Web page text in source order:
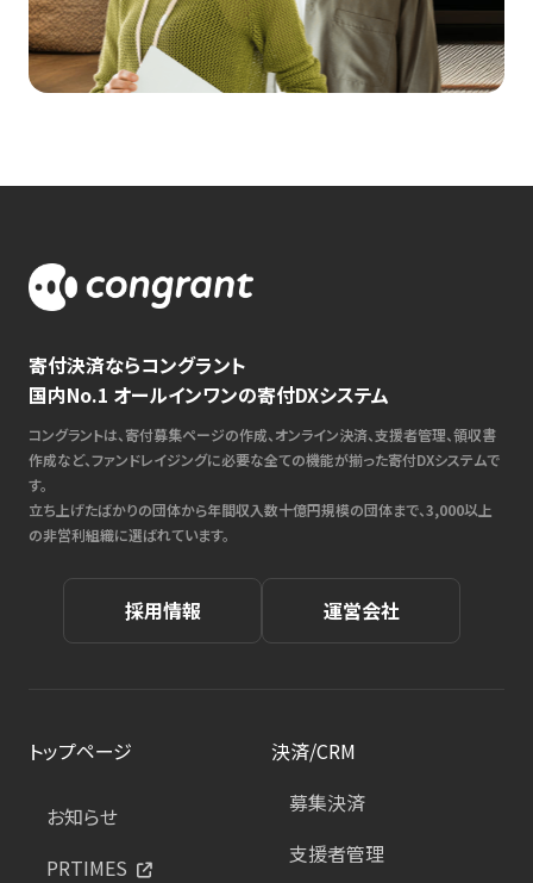
寄付決済ならコングラント
国内No.1 オールインワンの寄付DXシステム
コングラントは、寄付募集ページの作成、オンライン決済、支援者管理、領収書
作成など、ファンドレイジングに必要な全ての機能が揃った寄付DXシステムで
す。
立ち上げたばかりの団体から年間収入数十億円規模の団体まで、3,000以上
の非営利組織に選ばれています。
採用情報 運営会社
トップページ
お知らせ
PRTIMES
決済/CRM
募集決済
支援者管理